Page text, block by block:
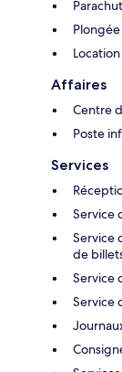
Affaires
Centre
Poste
Services
Service
Service
de
Service
Service